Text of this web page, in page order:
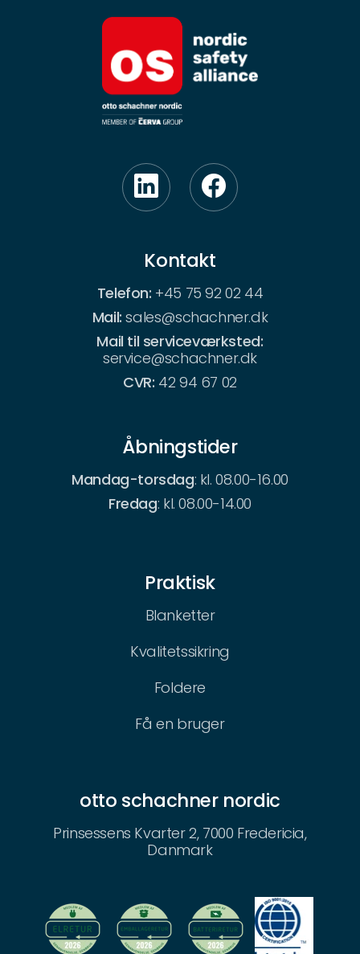
Kontakt
Telefon: +45 75 92 02 44
Mail:sales@schachner.dk
Mail til serviceværksted:
service@schachner.dk
CVR: 42 94 67 02
Åbningstider
Mandag-torsdag: kl. 08.00-16.00
Fredag: kl. 08.00-14.00
Praktisk
Blanketter
Kvalitetssikring
Foldere
Få en bruger
otto schachner nordic
Prinsessens Kvarter 2, 7000 Fredericia,
Danmark